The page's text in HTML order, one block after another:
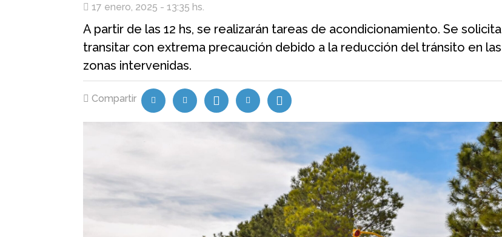
17 enero, 2025 - 13:35 hs.
A partir de las 12 hs, se realizarán tareas de acondicionamiento. Se solicita
transitar con extrema precaución debido a la reducción del tránsito en las
zonas intervenidas.
Compartir